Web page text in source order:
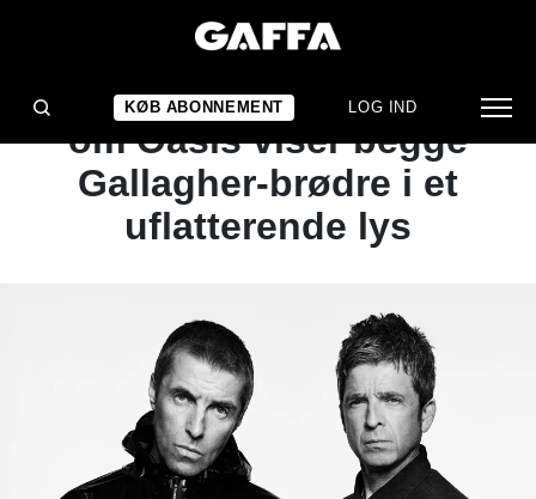
KØB ABONNEMENT LOG IND
ARTIKEL
Boganmeldelse: Ny bog
om Oasis viser begge
Gallagher-brødre i et
uflatterende lys